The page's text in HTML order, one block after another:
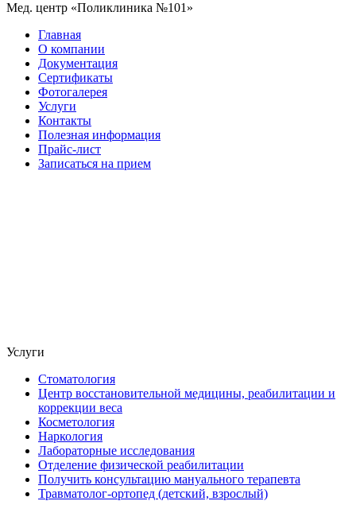
Мед. центр «Поликлиника №101»
Главная
О компании
Документация
Сертификаты
Фотогалерея
Услуги
Контакты
Полезная информация
Прайс-лист
Записаться на прием
Услуги
Стоматология
Центр восстановительной медицины, реабилитации и
коррекции веса
Косметология
Наркология
Лабораторные исследования
Отделение физической реабилитации
Получить консультацию мануального терапевта
Травматолог-ортопед (детский, взрослый)